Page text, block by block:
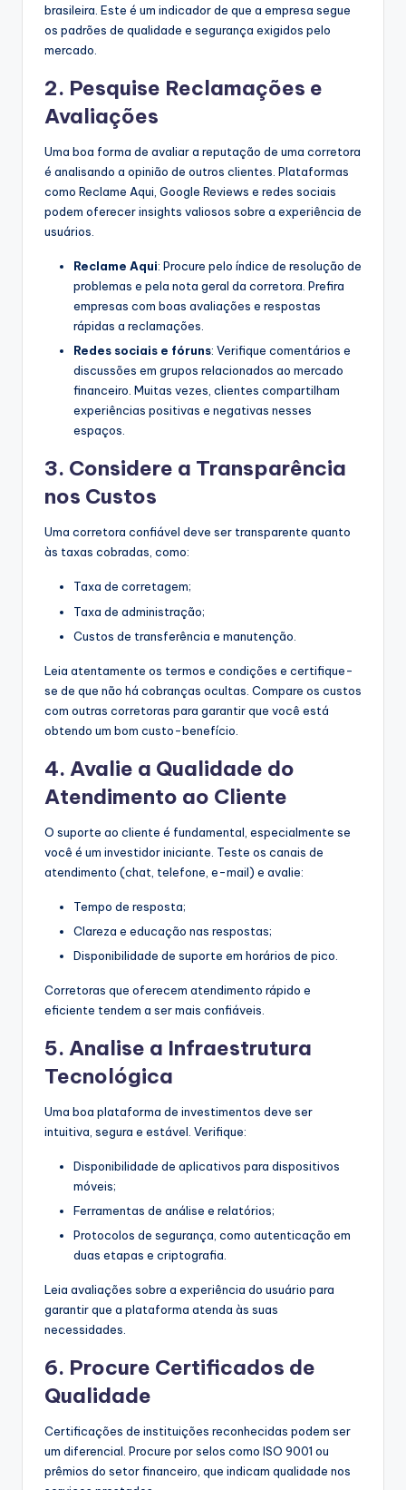
brasileira. Este é um indicador de que a empresa segue
os padrões de qualidade e segurança exigidos pelo
mercado.
2. Pesquise Reclamações e
Avaliações
Uma boa forma de avaliar a reputação de uma corretora
é analisando a opinião de outros clientes. Plataformas
como Reclame Aqui, Google Reviews e redes sociais
podem oferecer insights valiosos sobre a experiência de
usuários.
Reclame Aqui: Procure pelo índice de resolução de
problemas e pela nota geral da corretora. Prefira
empresas com boas avaliações e respostas
rápidas a reclamações.
Redes sociais e fóruns: Verifique comentários e
discussões em grupos relacionados ao mercado
financeiro. Muitas vezes, clientes compartilham
experiências positivas e negativas nesses
espaços.
3. Considere a Transparência
nos Custos
Uma corretora confiável deve ser transparente quanto
às taxas cobradas, como:
Taxa de corretagem;
Taxa de administração;
Custos de transferência e manutenção.
Leia atentamente os termos e condições e certifique-
se de que não há cobranças ocultas. Compare os custos
com outras corretoras para garantir que você está
obtendo um bom custo-benefício.
4. Avalie a Qualidade do
Atendimento ao Cliente
O suporte ao cliente é fundamental, especialmente se
você é um investidor iniciante. Teste os canais de
atendimento (chat, telefone, e-mail) e avalie:
Tempo de resposta;
Clareza e educação nas respostas;
Disponibilidade de suporte em horários de pico.
Corretoras que oferecem atendimento rápido e
eficiente tendem a ser mais confiáveis.
5. Analise a Infraestrutura
Tecnológica
Uma boa plataforma de investimentos deve ser
intuitiva, segura e estável. Verifique:
Disponibilidade de aplicativos para dispositivos
móveis;
Ferramentas de análise e relatórios;
Protocolos de segurança, como autenticação em
duas etapas e criptografia.
Leia avaliações sobre a experiência do usuário para
garantir que a plataforma atenda às suas
necessidades.
6. Procure Certificados de
Qualidade
Certificações de instituições reconhecidas podem ser
um diferencial. Procure por selos como ISO 9001 ou
prêmios do setor financeiro, que indicam qualidade nos